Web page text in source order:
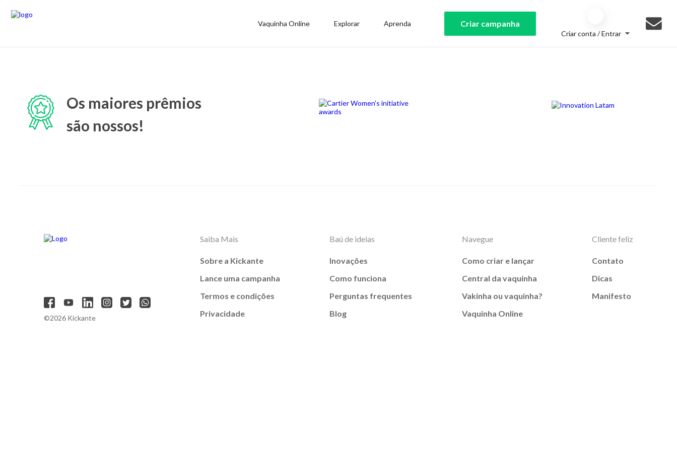
Vaquinha Online Explorar Aprenda Criar campanha
Criar conta / Entrar
Os maiores prêmios
são nossos!
©2026 Kickante
Saiba Mais
Sobre a Kickante
Lance uma campanha
Termos e condições
Privacidade
Baú de ideias
Inovações
Como funciona
Perguntas frequentes
Blog
Navegue
Como criar e lançar
Central da vaquinha
Vakinha ou vaquinha?
Vaquinha Online
Cliente feliz
Contato
Dicas
Manifesto